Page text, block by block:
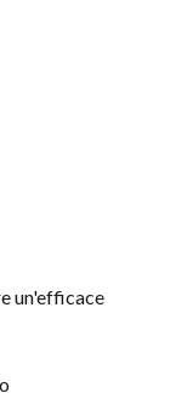
un'efficace